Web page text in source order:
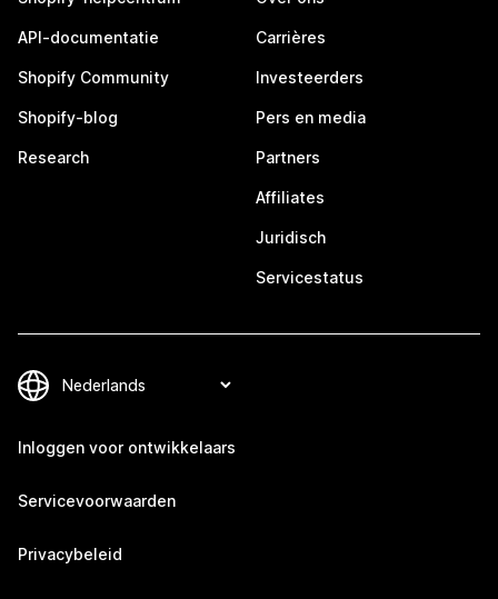
API-documentatie
Shopify Community
Shopify-blog
Research
Carrières
Investeerders
Pers en media
Partners
Affiliates
Juridisch
Servicestatus
Inloggen voor ontwikkelaars
Servicevoorwaarden
Privacybeleid